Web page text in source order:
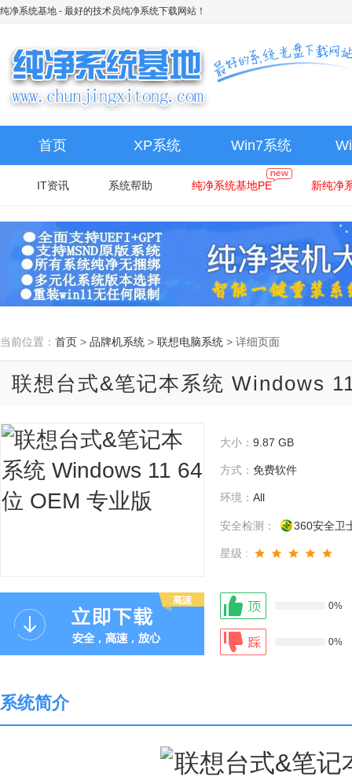
纯净系统基地 - 最好的技术员纯净系统下载网站！
首页 XP系统 Win7系统
IT资讯 系统帮助 纯净系统基地PE 新纯净
当前位置： 首页 > 品牌机系统 > 联想电脑系统 > 详细页面
联想台式&笔记本系统 Windows
大小： 9.87 GB
方式： 免费软件
环境： All
安全检测： 360安全卫
星级 :
0%
0%
系统简介